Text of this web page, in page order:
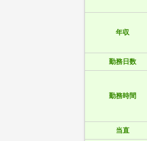
年収
勤務日数
勤務時間
当直